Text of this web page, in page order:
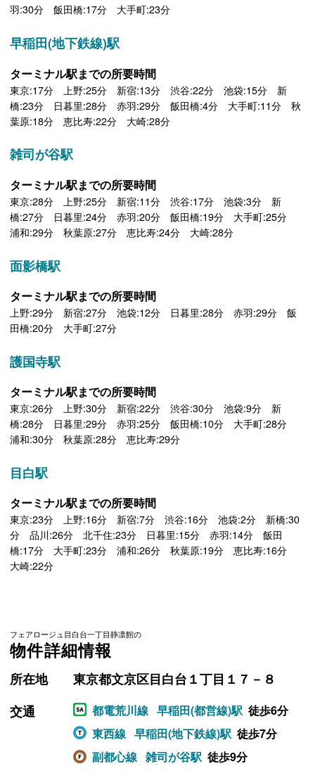
羽:30分 飯田橋:17分 大手町:23分
早稲田(地下鉄線)駅
ターミナル駅までの所要時間
東京:17分 上野:25分 新宿:13分 渋谷:22分 池袋:15分 新
橋:23分 日暮里:28分 赤羽:29分 飯田橋:4分 大手町:11分 秋
葉原:18分 恵比寿:22分 大崎:28分
雑司が谷駅
ターミナル駅までの所要時間
東京:28分 上野:25分 新宿:11分 渋谷:17分 池袋:3分 新
橋:27分 日暮里:24分 赤羽:20分 飯田橋:19分 大手町:25分
浦和:29分 秋葉原:27分 恵比寿:24分 大崎:28分
面影橋駅
ターミナル駅までの所要時間
上野:29分 新宿:27分 池袋:12分 日暮里:28分 赤羽:29分 飯
田橋:20分 大手町:27分
護国寺駅
ターミナル駅までの所要時間
東京:26分 上野:30分 新宿:22分 渋谷:30分 池袋:9分 新
橋:28分 日暮里:29分 赤羽:25分 飯田橋:10分 大手町:28分
浦和:30分 秋葉原:28分 恵比寿:29分
目白駅
ターミナル駅までの所要時間
東京:23分 上野:16分 新宿:7分 渋谷:16分 池袋:2分 新橋:30
分 品川:26分 北千住:23分 日暮里:15分 赤羽:14分 飯田
橋:17分 大手町:23分 浦和:26分 秋葉原:19分 恵比寿:16分
大崎:22分
フェアロージュ目白台一丁目静凛館の
物件詳細情報
所在地
東京都文京区目白台１丁目１７－８
交通
都電荒川線 早稲田(都営線)駅 徒歩6分
東西線 早稲田(地下鉄線)駅 徒歩7分
副都心線 雑司が谷駅 徒歩9分